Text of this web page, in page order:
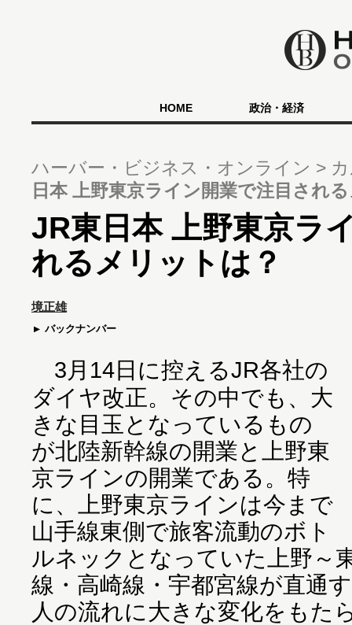
HOME 政治・経済
ハーバー・ビジネス・オンライン
日本 上野東京ライン開業で注目され
JR東日本 上野東京ラ
れるメリットは？
境正雄
バックナンバー
3月14日に控えるJR各社の
ダイヤ改正。その中でも、大
きな目玉となっているもの
が北陸新幹線の開業と上野東
京ラインの開業である。特
に、上野東京ラインは今まで
山手線東側で旅客流動のボト
ルネックとなっていた上野～
線・高崎線・宇都宮線が直通
人の流れに大きな変化をもた